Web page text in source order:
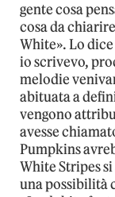
gente cosa
cosa da
White». Lo
io scrivevo,
melodie
abituata a
vengono
avesse
Pumpkins
White Stripes si
una possibilità